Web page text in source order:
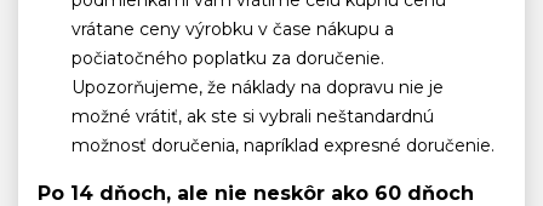
vrátane ceny výrobku v čase nákupu a
počiatočného poplatku za doručenie.
Upozorňujeme, že náklady na dopravu nie je
možné vrátiť, ak ste si vybrali neštandardnú
možnosť doručenia, napríklad expresné doručenie.
Po 14 dňoch, ale nie neskôr ako 60 dňoch